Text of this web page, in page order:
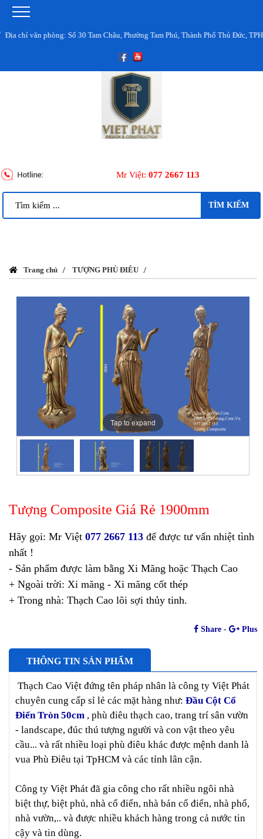
văn phòng: Số 30 Tam Châu, Phường Tam Phú, Thành Phố Thủ Đức, TPHCM
Mr Việt: 077 2667 113
TÌM KIẾM
Trang chủ TƯỢNG PHÙ ĐIÊU
Tap to expand
Tượng Composite Giá Rẻ 1900mm
Hãy gọi: Mr Việt 077 2667 113 để được tư vấn nhiệt tình
nhất !
- Sản phẩm được làm bằng Xi Măng hoặc Thạch Cao
+ Ngoài trời: Xi măng - Xi măng cốt thép
+ Trong nhà: Thạch Cao lõi sợi thủy tinh.
Share - Plus
THÔNG TIN SẢN PHẨM
Thạch Cao Việt đứng tên pháp nhân là công ty Việt Phát
chuyên cung cấp sỉ lẻ các mặt hàng như: Đầu Cột Cổ
Điển Tròn 50cm , phù điêu thạch cao, trang trí sân vườn
- landscape, đúc thú tượng người và con vật theo yêu
cầu... và rất nhiều loại phù điêu khác được mệnh danh là
vua Phù Điêu tại TpHCM và các tỉnh lân cận.
Công ty Việt Phát đã gia công cho rất nhiều ngôi nhà
biệt thự, biệt phủ, nhà cổ điển, nhà bán cổ điển, nhà phố,
nhà vườn,.. và được nhiều khách hàng trong cả nước tin
cậy và tin dùng.